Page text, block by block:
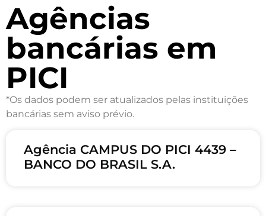
Agências
bancárias em
PICI
*Os dados podem ser atualizados pelas instituições
bancárias sem aviso prévio.
Agência CAMPUS DO PICI 4439 –
BANCO DO BRASIL S.A.